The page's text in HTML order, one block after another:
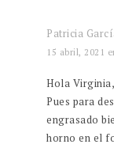
Patricia
15 abril, 2021
Hola Virginia,
Pues para
engrasado
horno en el